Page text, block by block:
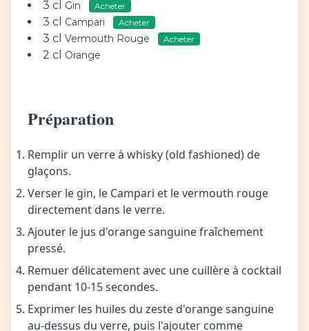
3 cl Gin Acheter
3 cl Campari Acheter
3 cl Vermouth Rouge Acheter
2 cl Orange
Préparation
Remplir un verre à whisky (old fashioned) de
glaçons.
Verser le gin, le Campari et le vermouth rouge
directement dans le verre.
Ajouter le jus d'orange sanguine fraîchement
pressé.
Remuer délicatement avec une cuillère à cocktail
pendant 10-15 secondes.
Exprimer les huiles du zeste d'orange sanguine
au-dessus du verre, puis l'ajouter comme